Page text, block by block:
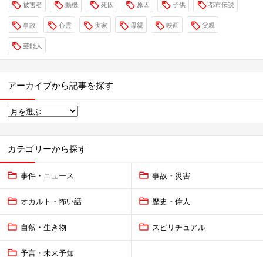
被害者 動機 死因 原因 子供 都市伝説
事故 心霊 実家 母親 映画 父親
芸能人
アーカイブから記事を探す
カテゴリーから探す
事件・ニュース 事故・災害
オカルト・怖い話 歴史・偉人
自然・生き物 スピリチュアル
予言・未来予知